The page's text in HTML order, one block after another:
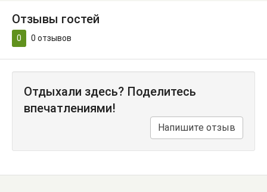
Отзывы гостей
0 0 отзывов
Отдыхали здесь? Поделитесь
впечатлениями!
Напишите отзыв